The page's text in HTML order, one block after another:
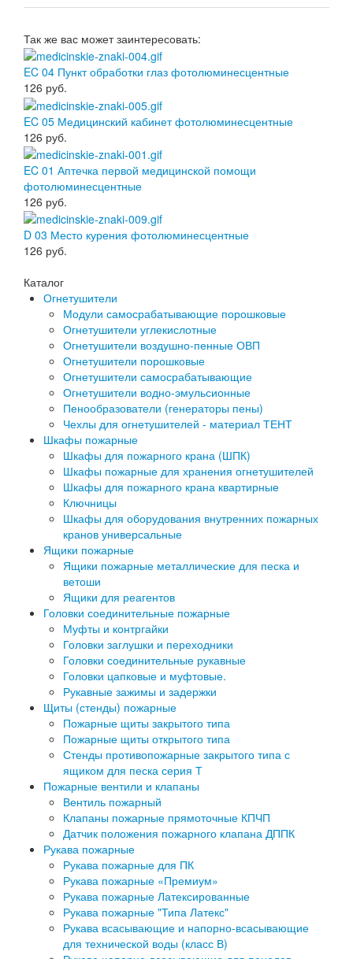
Так же вас может заинтересовать:
EC 04 Пункт обработки глаз фотолюминесцентные
126 руб.
EC 05 Медицинский кабинет фотолюминесцентные
126 руб.
EC 01 Аптечка первой медицинской помощи
фотолюминесцентные
126 руб.
D 03 Место курения фотолюминесцентные
126 руб.
Каталог
Огнетушители
Модули самосрабатывающие порошковые
Огнетушители углекислотные
Огнетушители воздушно-пенные ОВП
Огнетушители порошковые
Огнетушители самосрабатывающие
Огнетушители водно-эмульсионные
Пенообразователи (генераторы пены)
Чехлы для огнетушителей - материал ТЕНТ
Шкафы пожарные
Шкафы для пожарного крана (ШПК)
Шкафы пожарные для хранения огнетушителей
Шкафы для пожарного крана квартирные
Ключницы
Шкафы для оборудования внутренних пожарных
кранов универсальные
Ящики пожарные
Ящики пожарные металлические для песка и
ветоши
Ящики для реагентов
Головки соединительные пожарные
Муфты и контргайки
Головки заглушки и переходники
Головки соединительные рукавные
Головки цапковые и муфтовые.
Рукавные зажимы и задержки
Щиты (стенды) пожарные
Пожарные щиты закрытого типа
Пожарные щиты открытого типа
Стенды противопожарные закрытого типа с
ящиком для песка серия Т
Пожарные вентили и клапаны
Вентиль пожарный
Клапаны пожарные прямоточные КПЧП
Датчик положения пожарного клапана ДППК
Рукава пожарные
Рукава пожарные для ПК
Рукава пожарные «Премиум»
Рукава пожарные Латексированные
Рукава пожарные "Типа Латекс"
Рукава всасывающие и напорно-всасывающие
для технической воды (класс В)